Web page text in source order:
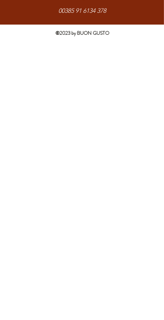
00385 91 6134 378
©2023 by BUON GUSTO